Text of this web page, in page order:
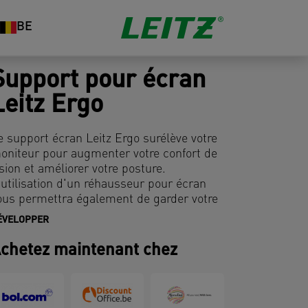
BE
pour écran
Ergo
support écran Leitz Ergo surélève votre
pour augmenter votre confort de
et améliorer votre posture.
d'un réhausseur pour écran
permettra également de garder votre
organisé et désencombré en
clavier et d'autres éléments
élégant améliorera votre santé et
maintenant chez